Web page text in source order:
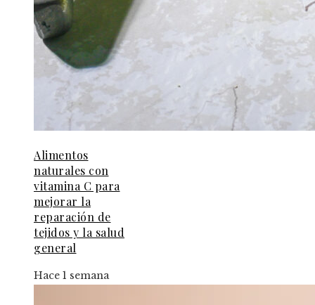
Alimentos
naturales con
vitamina C para
mejorar la
reparación de
tejidos y la salud
general
Hace 1 semana